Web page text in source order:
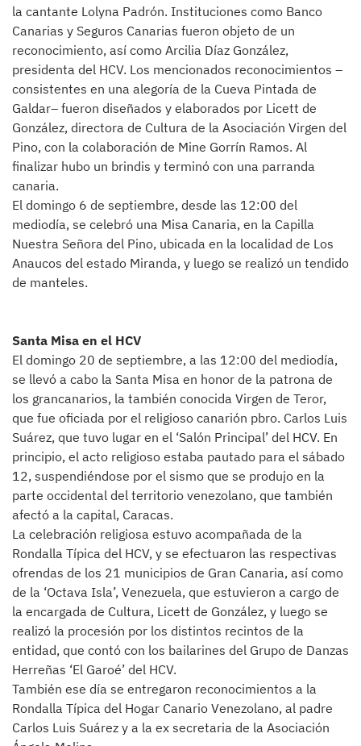
la cantante Lolyna Padrón. Instituciones como Banco
Canarias y Seguros Canarias fueron objeto de un
reconocimiento, así como Arcilia Díaz González,
presidenta del HCV. Los mencionados reconocimientos –
consistentes en una alegoría de la Cueva Pintada de
Galdar– fueron diseñados y elaborados por Licett de
González, directora de Cultura de la Asociación Virgen del
Pino, con la colaboración de Mine Gorrín Ramos. Al
finalizar hubo un brindis y terminó con una parranda
canaria.
El domingo 6 de septiembre, desde las 12:00 del
mediodía, se celebró una Misa Canaria, en la Capilla
Nuestra Señora del Pino, ubicada en la localidad de Los
Anaucos del estado Miranda, y luego se realizó un tendido
de manteles.
Santa Misa en el HCV
El domingo 20 de septiembre, a las 12:00 del mediodía,
se llevó a cabo la Santa Misa en honor de la patrona de
los grancanarios, la también conocida Virgen de Teror,
que fue oficiada por el religioso canarión pbro. Carlos Luis
Suárez, que tuvo lugar en el ‘Salón Principal’ del HCV. En
principio, el acto religioso estaba pautado para el sábado
12, suspendiéndose por el sismo que se produjo en la
parte occidental del territorio venezolano, que también
afectó a la capital, Caracas.
La celebración religiosa estuvo acompañada de la
Rondalla Típica del HCV, y se efectuaron las respectivas
ofrendas de los 21 municipios de Gran Canaria, así como
de la ‘Octava Isla’, Venezuela, que estuvieron a cargo de
la encargada de Cultura, Licett de González, y luego se
realizó la procesión por los distintos recintos de la
entidad, que contó con los bailarines del Grupo de Danzas
Herreñas ‘El Garoé’ del HCV.
También ese día se entregaron reconocimientos a la
Rondalla Típica del Hogar Canario Venezolano, al padre
Carlos Luis Suárez y a la ex secretaria de la Asociación